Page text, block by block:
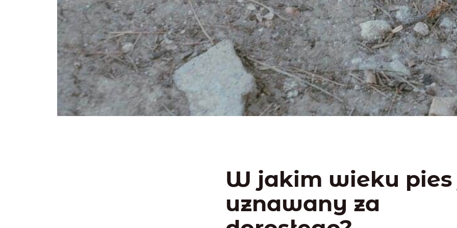
W jakim wieku
uznawany za